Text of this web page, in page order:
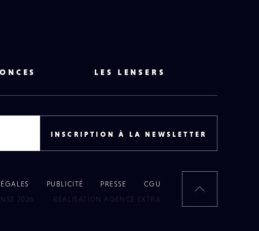
LES LENSERS
INSCRIPTION À LA NEWSLETTER
PUBLICITÉ PRESSE
CGU
2026 RÉALISATION AGENCE EXTRA